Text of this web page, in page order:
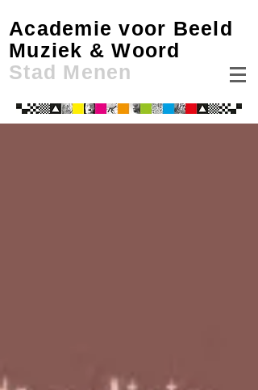
Academie voor Beeld
Muziek & Woord
Stad Menen